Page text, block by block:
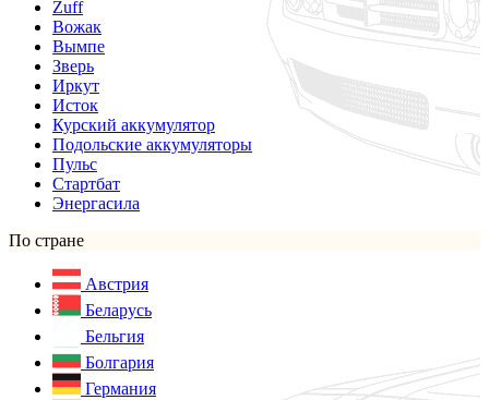
Zuff
Вожак
Вымпе
Зверь
Иркут
Исток
Курский аккумулятор
Подольские аккумуляторы
Пульс
Стартбат
Энергасила
По стране
Австрия
Беларусь
Бельгия
Болгария
Германия